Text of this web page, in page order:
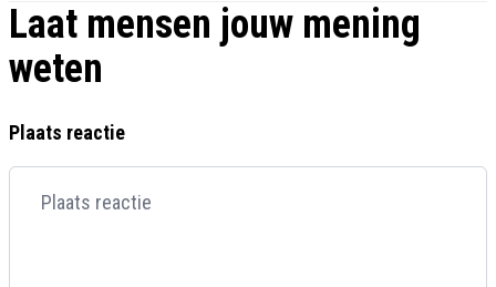
Laat mensen jouw mening
weten
Plaats reactie